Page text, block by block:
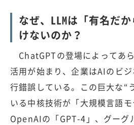
なぜ、LLMは「有名だ
けないのか？
ChatGPTの登場によってあ
活用が始まり、企業はAIのビ
行錯誤している。この巨大な“
いる中核技術が「大規模言語モ
OpenAIの「GPT-4」、グーグ